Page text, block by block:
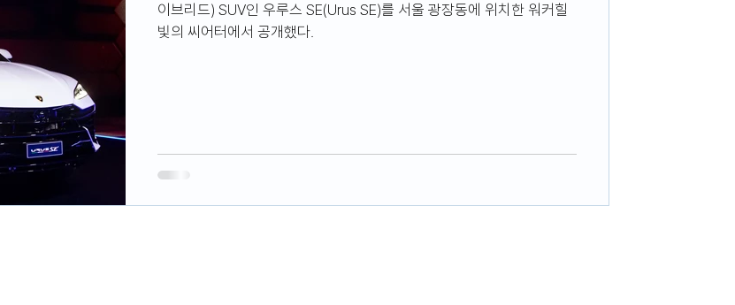
이브리드) SUV인 우루스 SE(Urus SE)를 서울 광장동에 위치한 워커힐
빛의 씨어터에서 공개했다.